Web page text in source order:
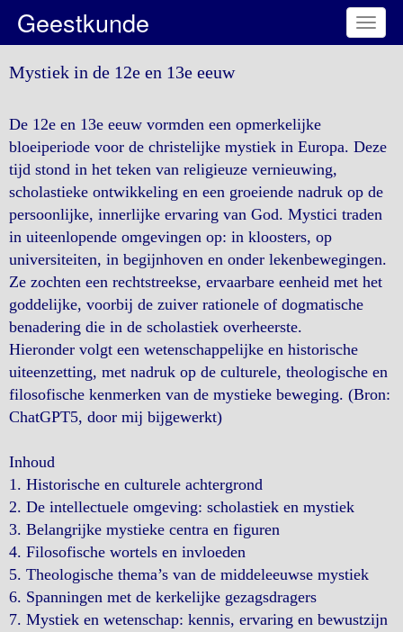
Toggle
Geestkunde
Mystiek in de 12e en 13e eeuw
De 12e en 13e eeuw vormden een opmerkelijke
bloeiperiode voor de christelijke mystiek in Europa. Deze
tijd stond in het teken van religieuze vernieuwing,
scholastieke ontwikkeling en een groeiende nadruk op de
persoonlijke, innerlijke ervaring van God. Mystici traden
in uiteenlopende omgevingen op: in kloosters, op
universiteiten, in begijnhoven en onder lekenbewegingen.
Ze zochten een rechtstreekse, ervaarbare eenheid met het
goddelijke, voorbij de zuiver rationele of dogmatische
benadering die in de scholastiek overheerste.
Hieronder volgt een wetenschappelijke en historische
uiteenzetting, met nadruk op de culturele, theologische en
filosofische kenmerken van de mystieke beweging. (Bron:
ChatGPT5, door mij bijgewerkt)
Inhoud
1. Historische en culturele achtergrond
2. De intellectuele omgeving: scholastiek en mystiek
3. Belangrijke mystieke centra en figuren
4. Filosofische wortels en invloeden
5. Theologische thema’s van de middeleeuwse mystiek
6. Spanningen met de kerkelijke gezagsdragers
7. Mystiek en wetenschap: kennis, ervaring en bewustzijn